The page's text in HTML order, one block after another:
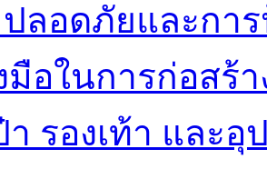
ลอดภัยและกา
มือในการก่อสร้า
า รองเท้า และ